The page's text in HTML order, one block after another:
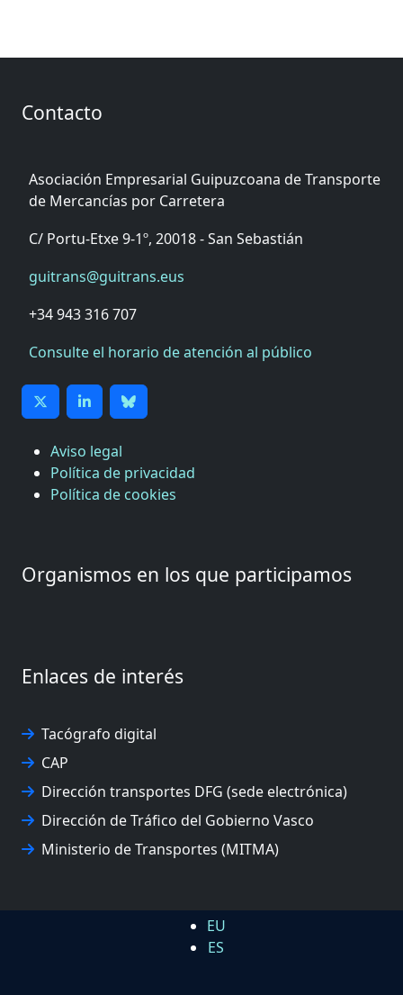
Contacto
Asociación Empresarial Guipuzcoana de Transporte
de Mercancías por Carretera
C/ Portu-Etxe 9-1º, 20018 - San Sebastián
guitrans@guitrans.eus
+34 943 316 707
Consulte el horario de atención al público
Aviso legal
Política de privacidad
Política de cookies
Organismos en los que participamos
Enlaces de interés
Tacógrafo digital
CAP
Dirección transportes DFG (sede electrónica)
Dirección de Tráfico del Gobierno Vasco
Ministerio de Transportes (MITMA)
EU
ES